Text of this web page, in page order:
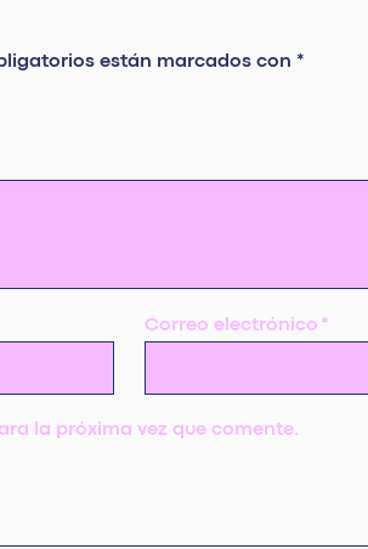
están marcados con *
Correo electrónico *
la próxima vez que comente.